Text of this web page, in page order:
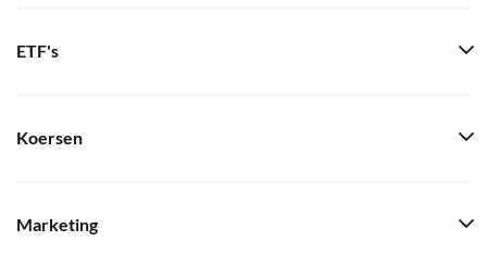
ETF's
Koersen
Marketing